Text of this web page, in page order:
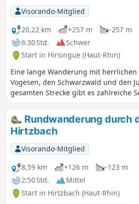
Visorando-Mitglied
20,22 km
+257 m
-257 m
6:30 Std.
Schwer
Start in Hirsingue (Haut-Rhin)
Eine lange Wanderung mit
Vogesen, den Schwarzwald und den
gesamten Strecke gibt es zahlreiche
mit Erläuterungstafeln, Bänken und
Rundwanderung durch
Hirtzbach
Visorando-Mitglied
8,59 km
+126 m
-123 m
2:50 Std.
Mittel
Start in Hirtzbach (Haut-Rhin)